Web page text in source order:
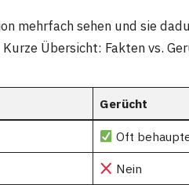
mehrfach sehen und sie
Kurze Übersicht: Fakten vs.
Gerücht
Oft
Nein